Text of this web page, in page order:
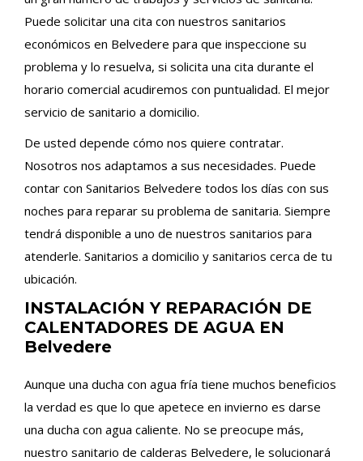
Puede solicitar una cita con nuestros sanitarios
económicos en Belvedere para que inspeccione su
problema y lo resuelva, si solicita una cita durante el
horario comercial acudiremos con puntualidad. El mejor
servicio de sanitario a domicilio.
De usted depende cómo nos quiere contratar.
Nosotros nos adaptamos a sus necesidades. Puede
contar con Sanitarios Belvedere todos los días con sus
noches para reparar su problema de sanitaria. Siempre
tendrá disponible a uno de nuestros sanitarios para
atenderle. Sanitarios a domicilio y sanitarios cerca de tu
ubicación.
INSTALACIÓN Y REPARACIÓN DE
CALENTADORES DE AGUA EN
Belvedere
Aunque una ducha con agua fría tiene muchos beneficios
la verdad es que lo que apetece en invierno es darse
una ducha con agua caliente. No se preocupe más,
nuestro sanitario de calderas Belvedere, le solucionará